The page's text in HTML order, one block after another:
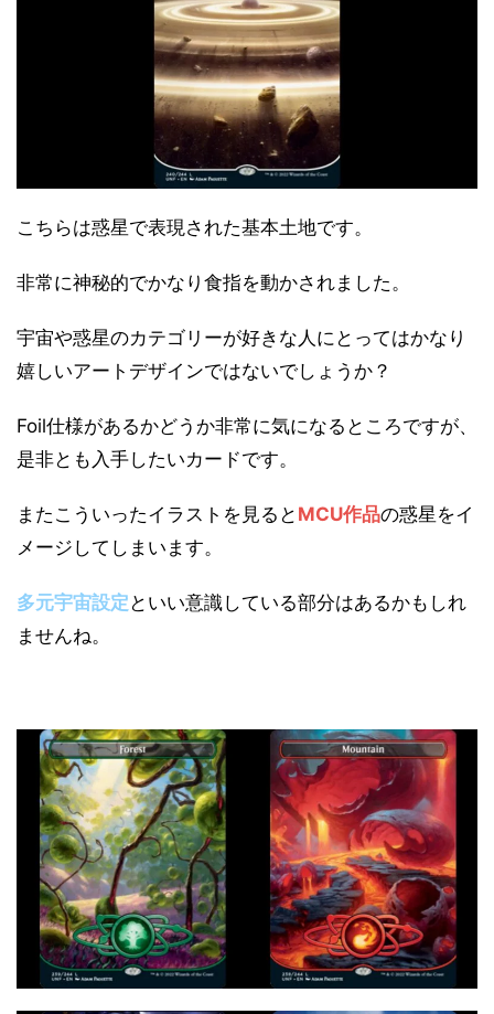
こちらは惑星で表現された基本土地です。
非常に神秘的でかなり食指を動かされました。
宇宙や惑星のカテゴリーが好きな人にとってはかなり
嬉しいアートデザインではないでしょうか？
Foil仕様があるかどうか非常に気になるところですが、
是非とも入手したいカードです。
またこういったイラストを見ると MCU作品の惑星をイ
メージしてしまいます。
多元宇宙設定 といい意識している部分はあるかもしれ
ませんね。